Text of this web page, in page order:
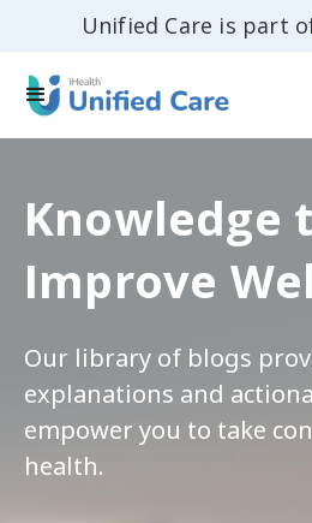
Unified Care is part
Knowledge
Improve
Our library of blogs
explanations and
empower you to take
health.